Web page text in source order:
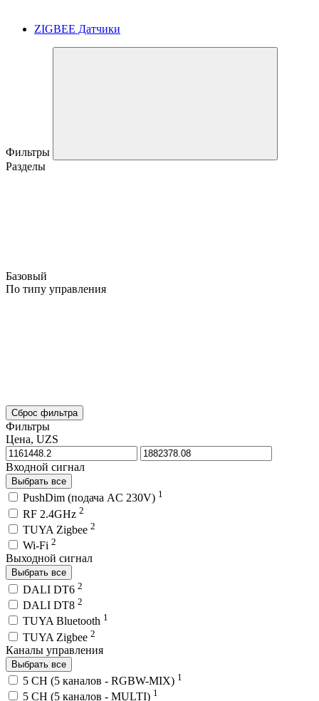
ZIGBEE Датчики
Фильтры
Разделы
Базовый
По типу управления
Сброс фильтра
Фильтры
Цена, UZS
Входной сигнал
Выбрать все
PushDim (подача AC 230V) 1
RF 2.4GHz 2
TUYA Zigbee 2
Wi-Fi 2
Выходной сигнал
Выбрать все
DALI DT6 2
DALI DT8 2
TUYA Bluetooth 1
TUYA Zigbee 2
Каналы управления
Выбрать все
5 CH (5 каналов - RGBW-MIX) 1
5 CH (5 каналов - MULTI) 1